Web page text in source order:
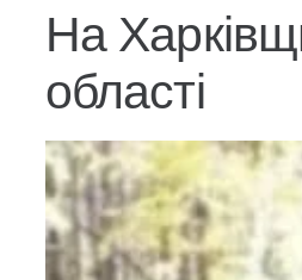
На
області